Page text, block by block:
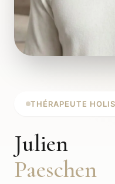
THÉRAPEUTE
Julien
Paeschen